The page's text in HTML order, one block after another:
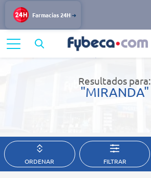
Farmacias 24H
Resultados de búsqueda
Resultados para:
"MIRANDA"
ORDENAR FILTRAR